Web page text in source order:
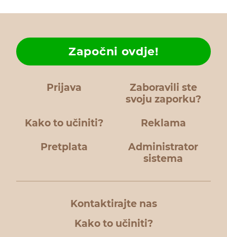
Prijava
Zaboravili ste
svoju zaporku?
Kako to učiniti?
Započni ovdje!
Reklama
Pretplata
Administrator
sistema
Kontaktirajte nas
Kako to učiniti?